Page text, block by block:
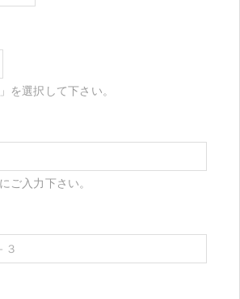
を選択して下さい。
ご入力下さい。